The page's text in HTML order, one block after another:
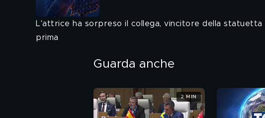
L'attrice ha sorpreso il collega, vincitore della
prima
Guarda anche
2 MIN